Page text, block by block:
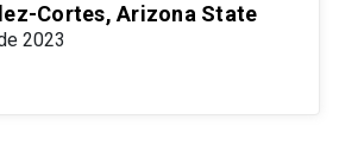
Cortes, Arizona State
2023